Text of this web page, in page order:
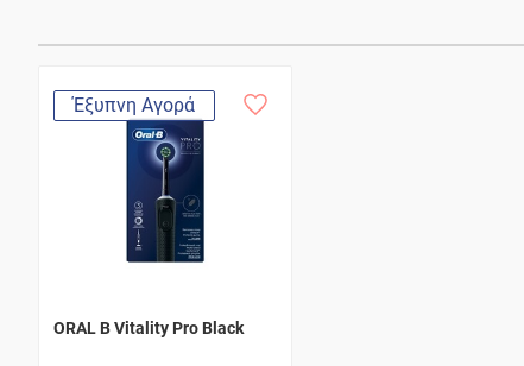
Έξυπνη Αγορά
ORAL B Vitality Pro Black